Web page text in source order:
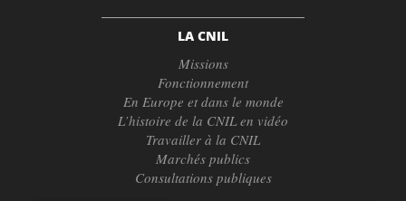
LA CNIL
Missions
Fonctionnement
En Europe et dans le monde
L’histoire de la CNIL en vidéo
Travailler à la CNIL
Marchés publics
Consultations publiques